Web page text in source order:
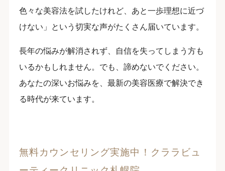
色々な美容法を試したけれど、あと一歩理想に近づ
けない」という切実な声がたくさん届いています。
長年の悩みが解消されず、自信を失ってしまう方も
いるかもしれません。でも、諦めないでください。
あなたの深いお悩みを、最新の美容医療で解決でき
る時代が来ています。
無料カウンセリング実施中！クララビュ